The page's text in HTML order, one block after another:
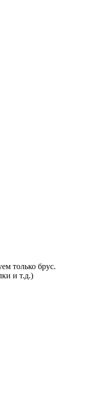
только брус.
и т.д.)